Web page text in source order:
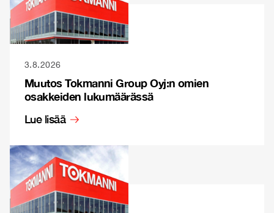
3.8.2026
Muutos Tokmanni Group Oyj:n omien
osakkeiden lukumäärässä
Lue lisää